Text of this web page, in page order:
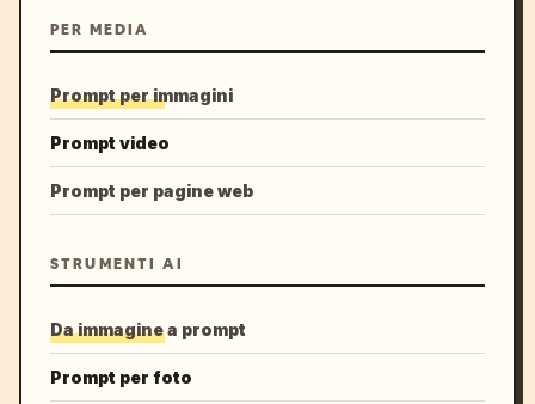
PER MEDIA
Prompt per immagini
Prompt video
Prompt per pagine web
STRUMENTI AI
Da immagine a prompt
Prompt per foto